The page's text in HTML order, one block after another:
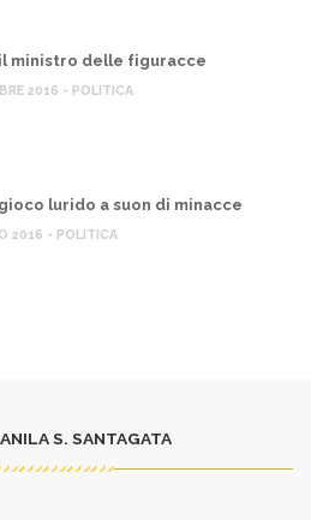
ministro delle figuracce
2016 - POLITICA
lurido a suon di minacce
2016 - POLITICA
S. SANTAGATA